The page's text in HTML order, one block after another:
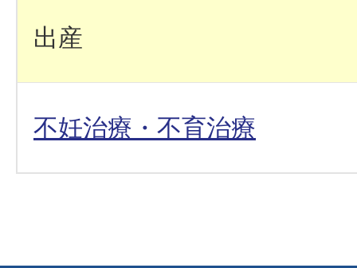
出産
不妊治療・不育治療